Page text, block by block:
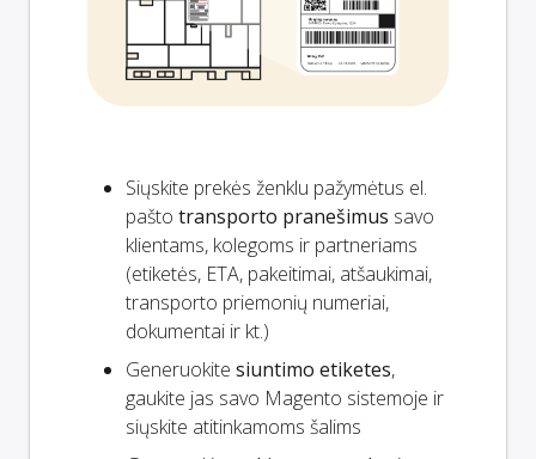
Siųskite prekės ženklu pažymėtus el.
pašto transporto pranešimus savo
klientams, kolegoms ir partneriams
(etiketės, ETA, pakeitimai, atšaukimai,
transporto priemonių numeriai,
dokumentai ir kt.)
Generuokite siuntimo etiketes,
gaukite jas savo Magento sistemoje ir
siųskite atitinkamoms šalims